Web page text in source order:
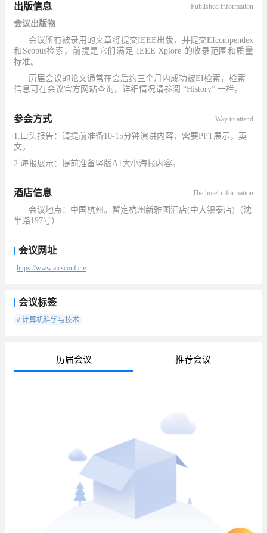
出版信息 Published information
会议出版物
会议所有被录用的文章将提交IEEE出版，并提交EIcompendex
和 Scopus检索 ，前提是它们满足 IEEE Xplore 的收录范围和质量
标准。
历届会议的论文通常在会后约三个月内成功被EI检索，检索
信息可在会议官方网站查询 ，详细情况请参阅 “History”一栏。
参会方式 Way to attend
1.口头报告：请提前准备10-15分钟演讲内容，需要PPT展示，英
文。
2.海报展示：提前准备竖版A1大小海报内容。
酒店信息 The hotel information
会议地点：中国杭州。暂定杭州新雅图酒店(中大银泰店) （沈
半路197号）
会议网址
https://www.aicsconf.cn/
会议标签
# 计算机科学与技术
历届会议 推荐会议